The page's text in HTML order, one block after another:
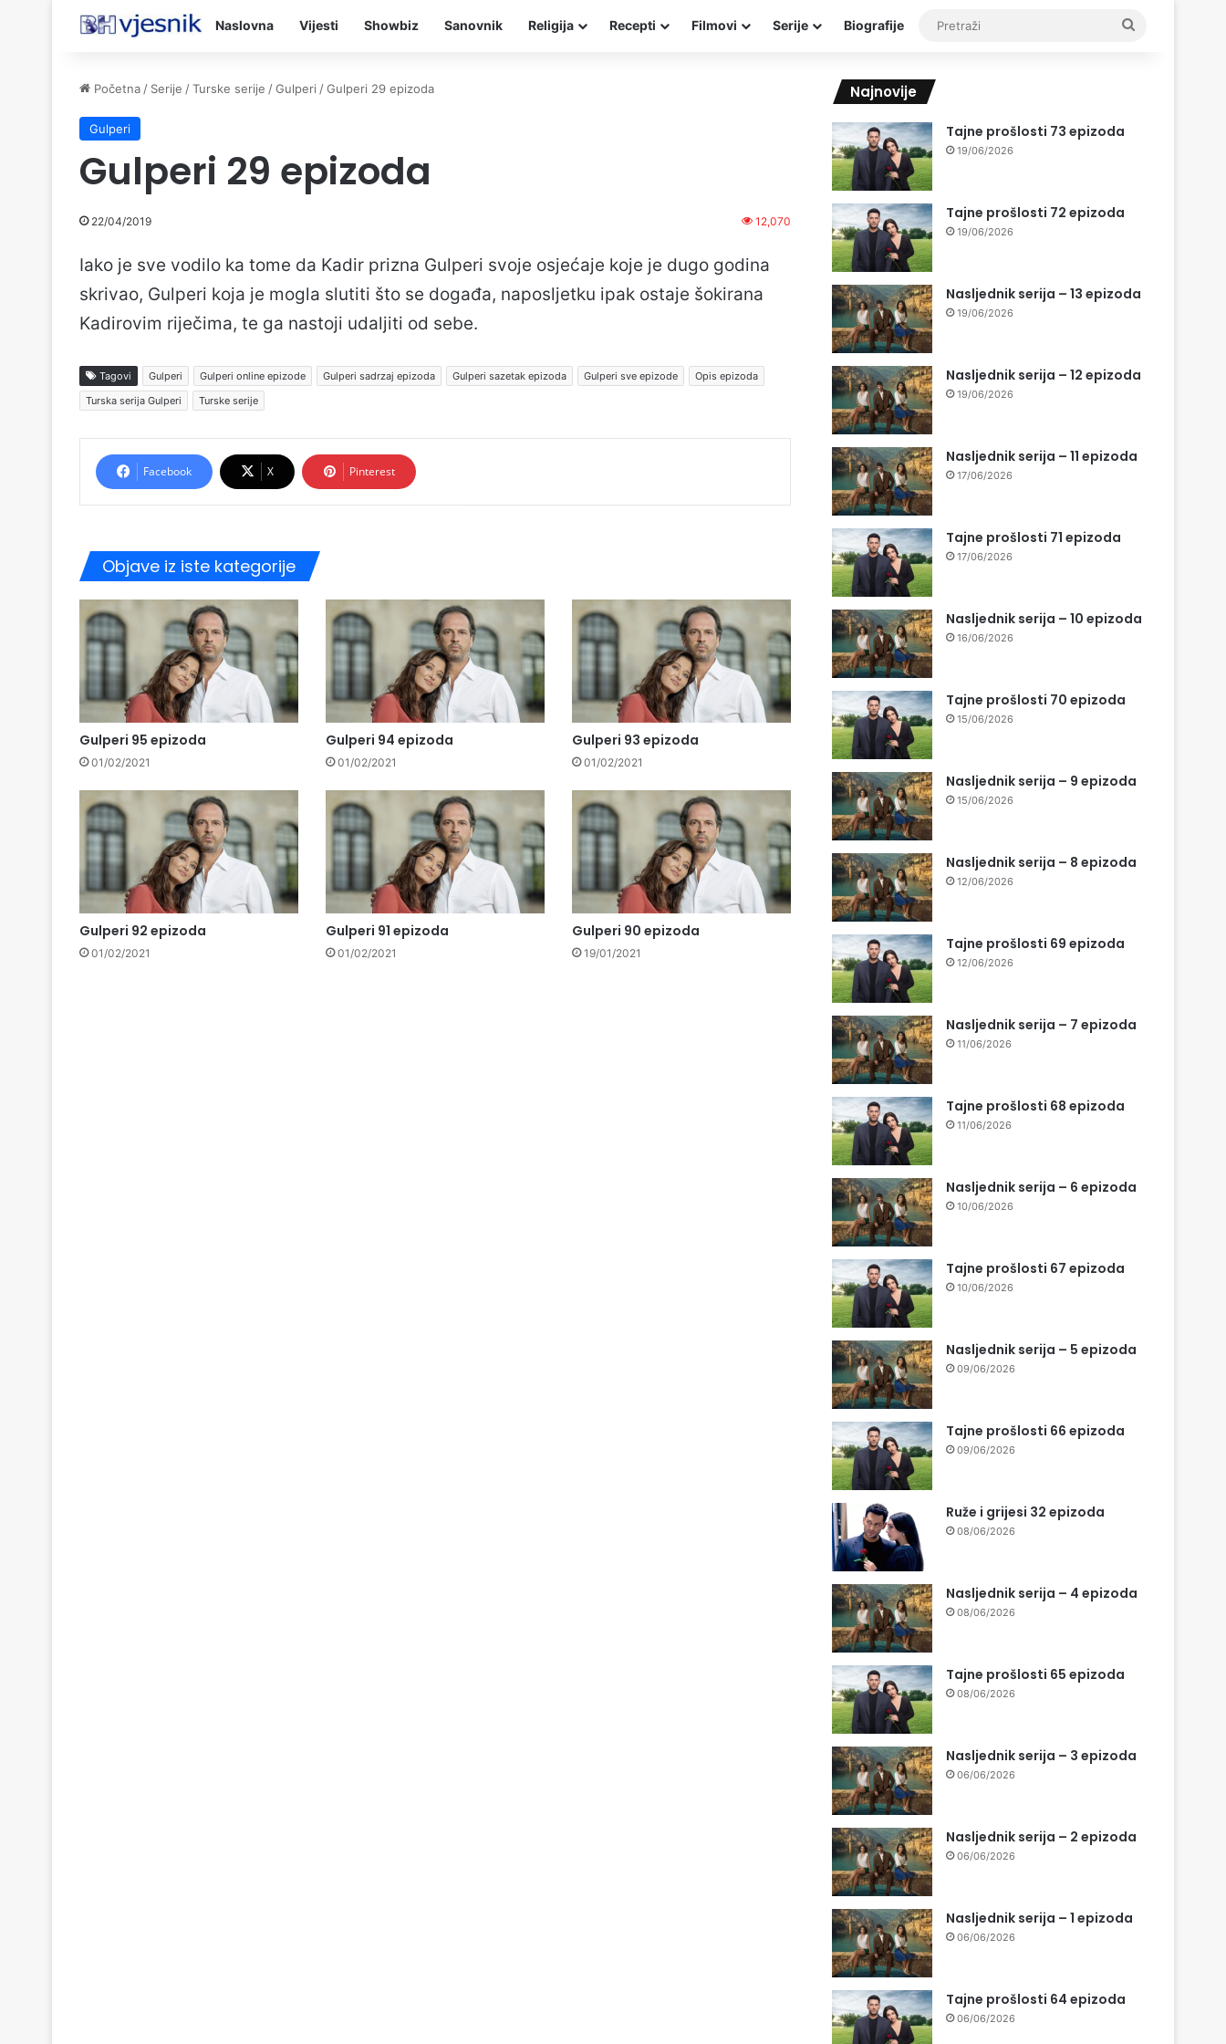
Naslovna Vijesti Showbiz Sanovnik Religija Recepti Filmovi Serije Biografije
Početna / Serije /Turske serije /Gulperi /Gulperi 29 epizoda
Gulperi
Gulperi 29 epizoda
22/04/2019 12,070
Iako je sve vodilo ka tome da Kadir prizna Gulperi svoje osjećaje koje je dugo godina
skrivao, Gulperi koja je mogla slutiti što se događa, naposljetku ipak ostaje šokirana
Kadirovim riječima, te ga nastoji udaljiti od sebe.
Tagovi Gulperi Gulperi online epizode Gulperi sadrzaj epizoda Gulperi sazetak epizoda Gulperi sve epizode
Opis epizoda
Turska serija Gulperi
Turske serije
Facebook X Pinterest
Objave iz iste kategorije
Gulperi 95 epizoda
01/02/2021
Gulperi 94 epizoda
01/02/2021
Gulperi 93 epizoda
01/02/2021
Gulperi 92 epizoda
01/02/2021
Gulperi 91 epizoda
01/02/2021
Gulperi 90 epizoda
19/01/2021
Najnovije
Tajne prošlosti 73 epizoda
19/06/2026
Tajne prošlosti 72 epizoda
19/06/2026
Nasljednik serija – 13 epizoda
19/06/2026
Nasljednik serija – 12 epizoda
19/06/2026
Nasljednik serija – 11 epizoda
17/06/2026
Tajne prošlosti 71 epizoda
17/06/2026
Nasljednik serija – 10 epizoda
16/06/2026
Tajne prošlosti 70 epizoda
15/06/2026
Nasljednik serija – 9 epizoda
15/06/2026
Nasljednik serija – 8 epizoda
12/06/2026
Tajne prošlosti 69 epizoda
12/06/2026
Nasljednik serija – 7 epizoda
11/06/2026
Tajne prošlosti 68 epizoda
11/06/2026
Nasljednik serija – 6 epizoda
10/06/2026
Tajne prošlosti 67 epizoda
10/06/2026
Nasljednik serija – 5 epizoda
09/06/2026
Tajne prošlosti 66 epizoda
09/06/2026
Ruže i grijesi 32 epizoda
08/06/2026
Nasljednik serija – 4 epizoda
08/06/2026
Tajne prošlosti 65 epizoda
08/06/2026
Nasljednik serija – 3 epizoda
06/06/2026
Nasljednik serija – 2 epizoda
06/06/2026
Nasljednik serija – 1 epizoda
06/06/2026
Tajne prošlosti 64 epizoda
06/06/2026